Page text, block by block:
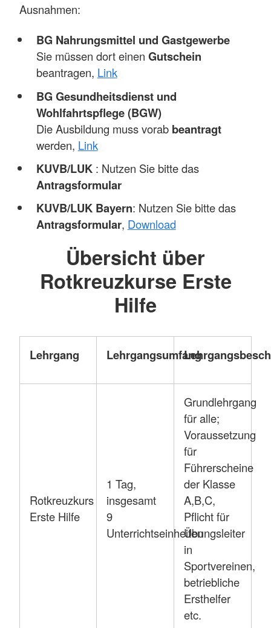
Ausnahmen:
BG Nahrungsmittel und Gastgewerbe
Sie müssen dort einen Gutschein
beantragen, Link
BG Gesundheitsdienst und
Wohlfahrtspflege (BGW)
Die Ausbildung muss vorab beantragt
werden, Link
KUVB/LUK : Nutzen Sie bitte das
Antragsformular
KUVB/LUK Bayern: Nutzen Sie bitte das
Antragsformular, Download
Übersicht über
Rotkreuzkurse Erste
Hilfe
Lehrgang Lehrgangsumfang
Rotkreuzkurs
Erste Hilfe
1 Tag,
insgesamt
9
Unterrichtseinheiten
Grundlehrgang
für alle;
Voraussetzung
für
Führerscheine
der Klasse
A,B,C,
Pflicht für
Übungsleiter
in
Sportvereinen,
betriebliche
Ersthelfer
etc.